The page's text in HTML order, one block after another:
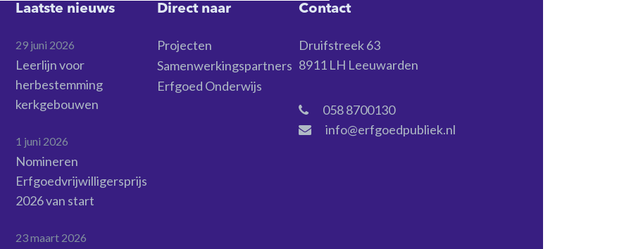
Laatste nieuws
29 juni 2026
Leerlijn voor
herbestemming
kerkgebouwen
1 juni 2026
Nomineren
Erfgoedvrijwilligersprijs
2026 van start
23 maart 2026
Direct naar
Projecten
Samenwerkingspartners
Erfgoed Onderwijs
Contact
Druifstreek 63
8911 LH Leeuwarden
058 8700130
info@erfgoedpubliek.nl